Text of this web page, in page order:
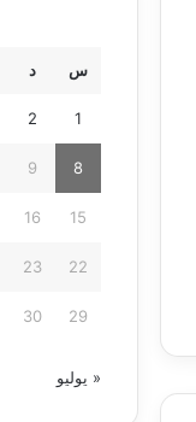
س د
1
2
8
9
15
16
22
23
29
30
« يوليو